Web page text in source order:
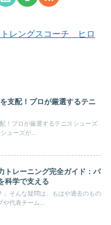
トレングスコーチ ヒロ
支配！プロが厳選するテニ
！プロが厳選するテニスシューズ
ューズが...
トレーニング完全ガイド：パ
科学で支える
」そんな疑問は、もはや過去のもの
代表チーム...